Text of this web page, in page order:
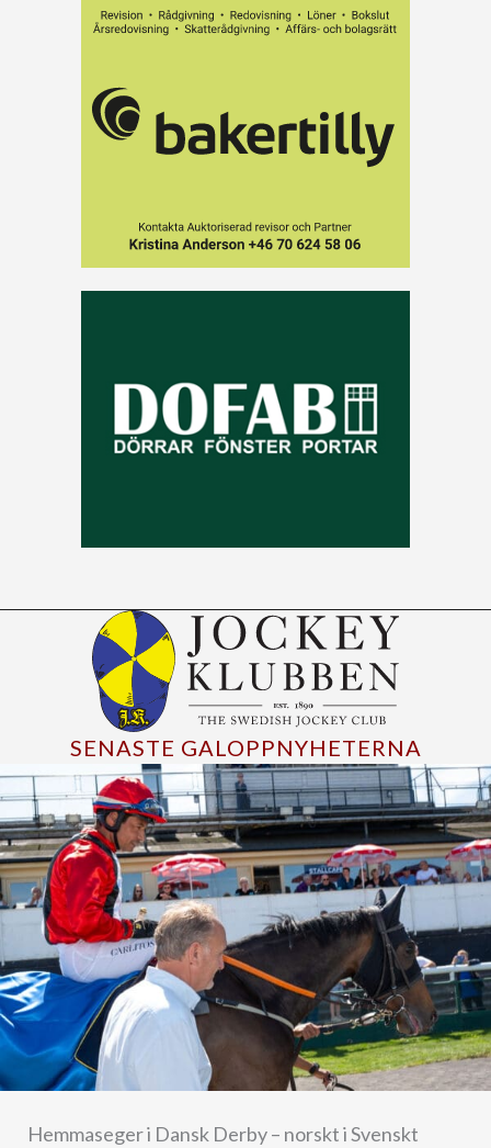
SENASTE GALOPPNYHETERNA
Hemmaseger i Dansk Derby – norskt i Svenskt